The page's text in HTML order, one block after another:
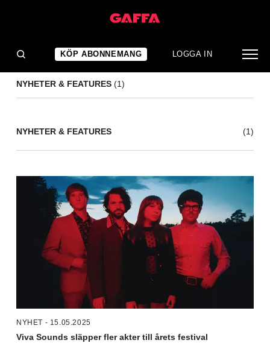
KÖP ABONNEMANG LOGGA IN
NYHETER & FEATURES (1)
NYHETER & FEATURES (1)
NYHET - 15.05.2025
Viva Sounds släpper fler akter till årets festival